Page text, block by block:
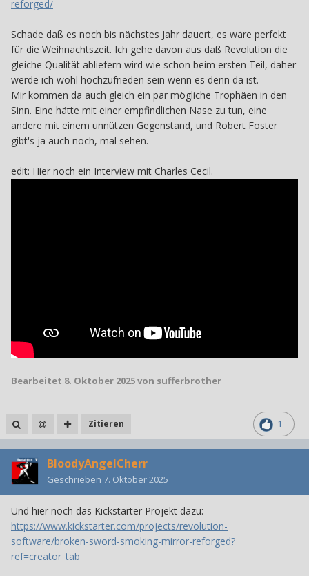
reforged/
Schade daß es noch bis nächstes Jahr dauert, es wäre perfekt
für die Weihnachtszeit. Ich gehe davon aus daß Revolution die
gleiche Qualität abliefern wird wie schon beim ersten Teil, daher
werde ich wohl hochzufrieden sein wenn es denn da ist.
Mir kommen da auch gleich ein par mögliche Trophäen in den
Sinn. Eine hätte mit einer empfindlichen Nase zu tun, eine
andere mit einem unnützen Gegenstand, und Robert Foster
gibt's ja auch noch, mal sehen.
edit: Hier noch ein Interview mit Charles Cecil.
Bearbeitet 8. Oktober 2025von sufferbrother
1
Zitieren
BloodyAngelCherr
Geschrieben 7. Oktober 2025
Und hier noch das Kickstarter Projekt dazu:
https://www.kickstarter.com/projects/revolution-
software/broken-sword-smoking-mirror-reforged?
ref=creator_tab